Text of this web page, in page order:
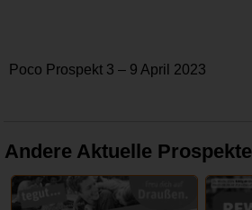
Poco Prospekt 3 – 9 April 2023
Andere Aktuelle Prospekte